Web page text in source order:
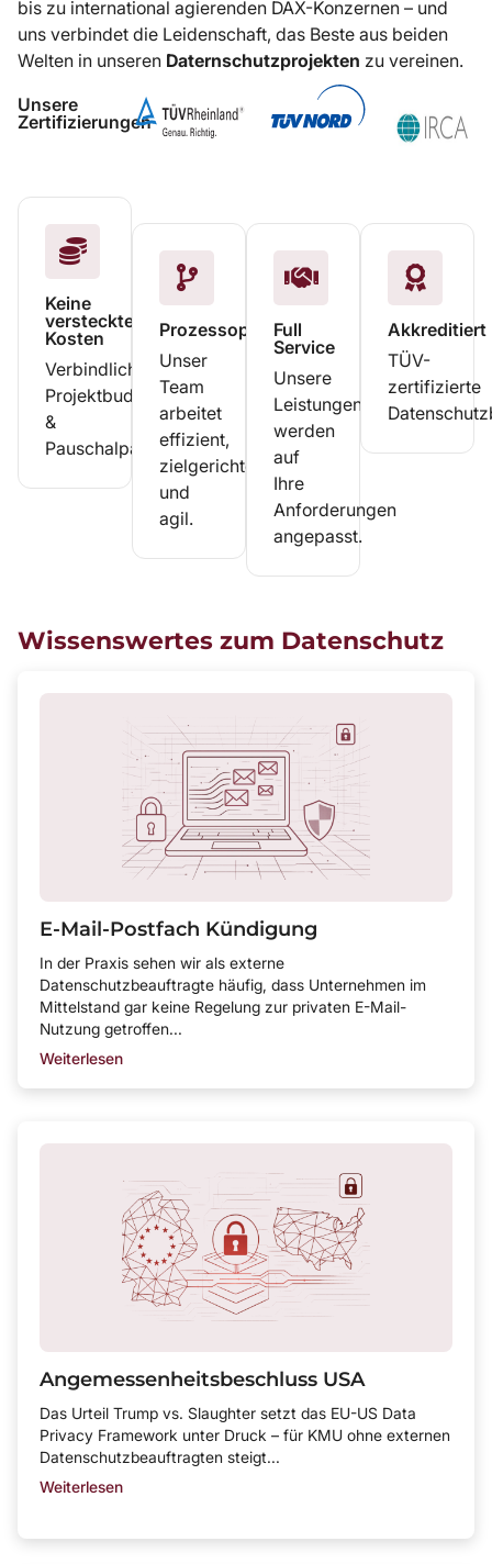
bis zu international agierenden DAX-Konzernen – und
uns verbindet die Leidenschaft, das Beste aus beiden
Welten in unseren Daternschutzprojekten zu vereinen.
Unsere
Zertifizierungen
Keine
versteckten
Kosten
Verbindliche
Projektbudgets
&
Pauschalpakete.
Prozessoptimierung
Unser
Team
arbeitet
effizient,
zielgerichtet
und
agil.
Full
Service
Unsere
Leistungen
werden
auf
Ihre
Anforderungen
angepasst.
Akkreditiert
TÜV-
zertifizierte
Wissenswertes zum Datenschutz
E-Mail-Postfach Kündigung
In der Praxis sehen wir als externe
Datenschutzbeauftragte häufig, dass Unternehmen im
Mittelstand gar keine Regelung zur privaten E-Mail-
Nutzung getroffen...
Weiterlesen
Angemessenheitsbeschluss USA
Das Urteil Trump vs. Slaughter setzt das EU-US Data
Privacy Framework unter Druck – für KMU ohne externen
Datenschutzbeauftragten steigt...
Weiterlesen